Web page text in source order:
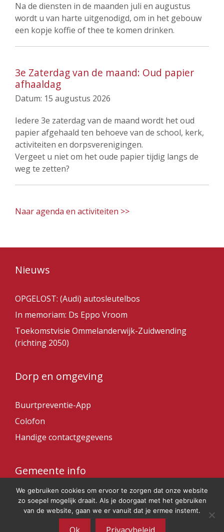
Na de diensten in de maanden juli en augustus
wordt u van harte uitgenodigd, om in het gebouw
een kopje koffie of thee te komen drinken.
3e Zaterdag van de maand: Oud papier
afhaaldag
Datum: 15 augustus 2026
Iedere 3e zaterdag van de maand wordt het oud
papier afgehaald ten behoeve van de school, kerk,
activiteiten en dorpsverenigingen.
Vergeet u niet om het oude papier tijdig langs de
weg te zetten?
Naar agenda en activiteiten >>
Nieuws
OPGELOST: (Audi) autosleutelbos
In memoriam: Ds Eppo Vroom
Toekomstvisie Ommelanderwijk-Zuidwending
(richting 2050)
Dorp en omgeving
Buurtpreventie-App
Colofon
Handige contactgegevens
Gemeente info
Gemeente Veendam
We gebruiken cookies om ervoor te zorgen dat onze website
zo soepel mogelijk draait. Als je doorgaat met het gebruiken
van de website, gaan we er vanuit dat je ermee instemt.